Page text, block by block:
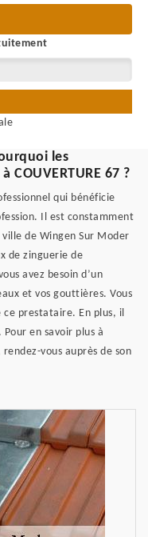
les
COUVERTURE 67 ?
qui bénéficie
Il est constamment
de Wingen Sur Moder
de zinguerie de
avez besoin d’un
et vos gouttières. Vous
ce prestataire. En plus, il
en savoir plus à
vous auprès de son